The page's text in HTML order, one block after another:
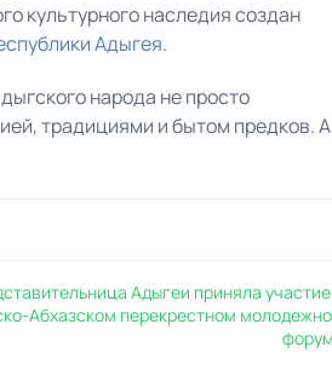
культурного наследия создан
Адыгея.
народа не просто
традициями и бытом предков. А